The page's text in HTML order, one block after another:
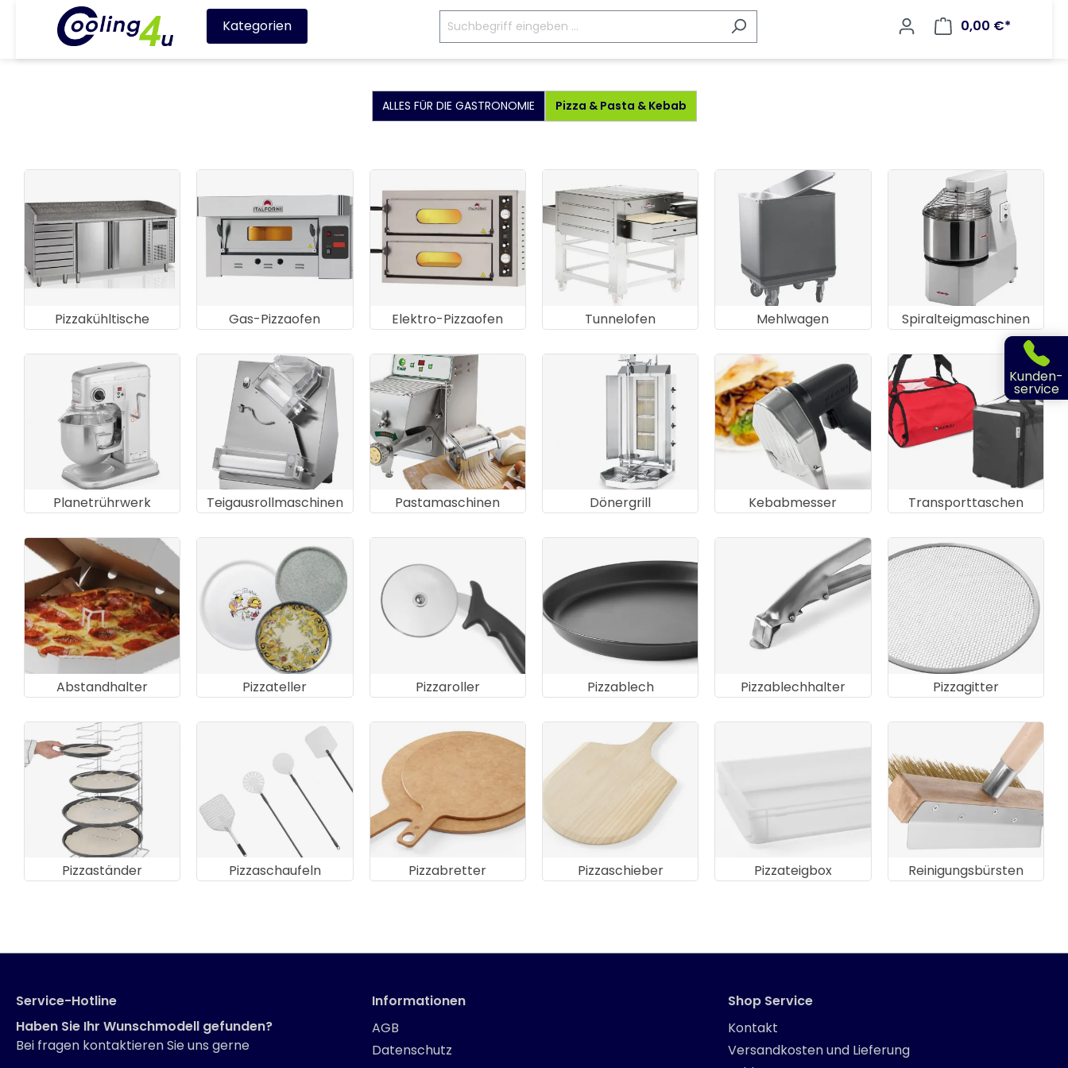
Kunden-
service
Kategorien 0,00 €*
ALLES FÜR DIE GASTRONOMIE Pizza & Pasta & Kebab
Pizzakühltische Gas-Pizzaofen Elektro-Pizzaofen Tunnelofen Mehlwagen Spiralteigmaschinen
Planetrührwerk Teigausrollmaschinen Pastamaschinen Dönergrill Kebabmesser Transporttaschen
Abstandhalter Pizzateller Pizzaroller Pizzablech Pizzablechhalter Pizzagitter
Pizzaständer Pizzaschaufeln Pizzabretter Pizzaschieber Pizzateigbox Reinigungsbürsten
Service-Hotline
Haben Sie Ihr Wunschmodell gefunden?
Bei fragen kontaktieren Sie uns gerne
Informationen
AGB
Datenschutz
Shop Service
Kontakt
Versandkosten und Lieferung